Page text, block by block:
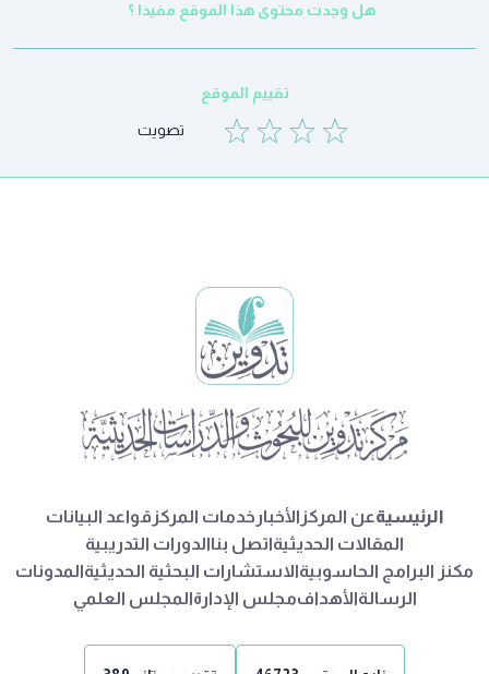
هل وجدت محتوى هذا الموقع مفيدا ؟
تقييم الموقع
تصويت
الرئيسيةعن المركز الأخبار خدمات المركز قواعد البيانات
المقالات الحديثيةاتصل بناالدورات التدريبية
مكنز البرامج الحاسوبيةالاستشارات البحثية الحديثيةالمدونات
الرسالةالأهدافمجلس الإدارةالمجلس العلمي